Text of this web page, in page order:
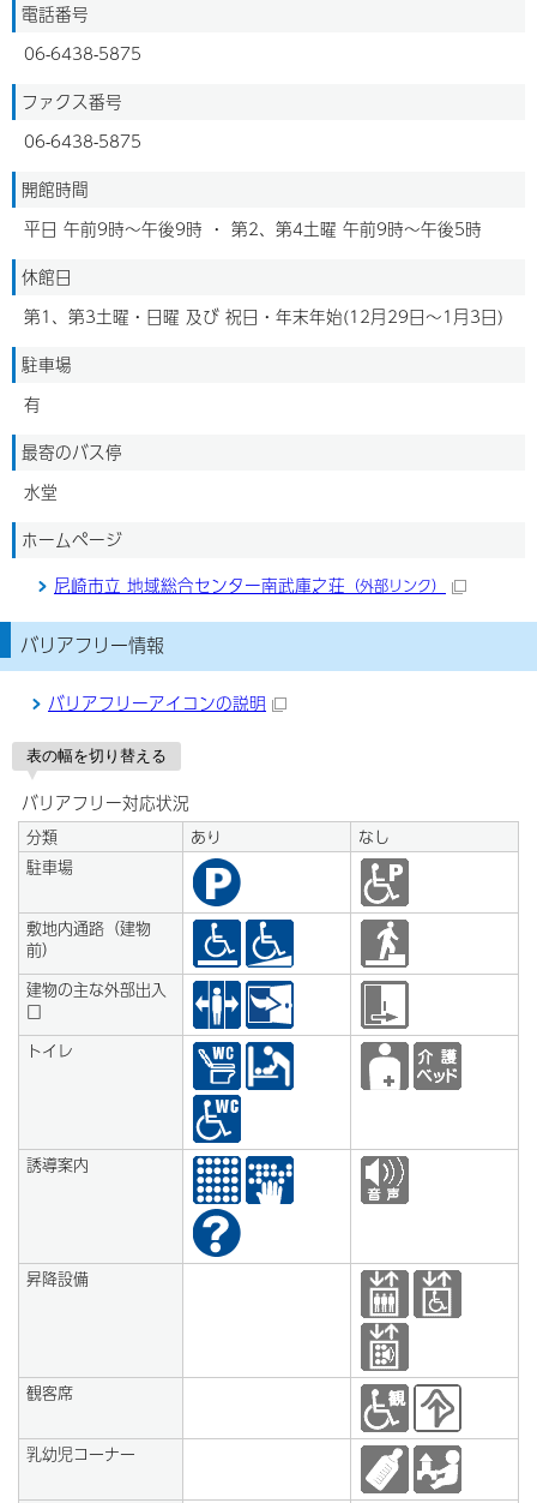
電話番号
06-6438-5875
ファクス番号
06-6438-5875
開館時間
平日 午前9時～午後9時 ・ 第2、第4土曜 午前9時～午後5時
休館日
第1、第3土曜・日曜 及び 祝日・年末年始(12月29日～1月3日)
駐車場
有
最寄のバス停
水堂
ホームページ
尼崎市立 地域総合センター南武庫之荘 （外部リンク）
バリアフリー情報
バリアフリーアイコンの説明
表の幅を切り替える
バリアフリー対応状況
分類 あり
なし
駐車場
敷地内通路（建物
前）
建物の主な外部出入
口
トイレ
誘導案内
昇降設備
観客席
乳幼児コーナー